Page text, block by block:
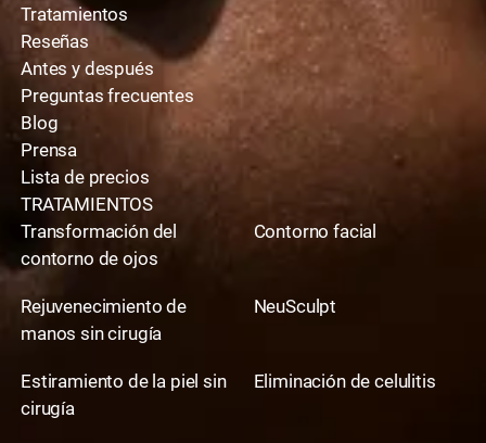
Tratamientos
Reseñas
Antes y después
Preguntas frecuentes
Blog
Prensa
Lista de precios
TRATAMIENTOS
Transformación del
contorno de ojos
Contorno facial
Rejuvenecimiento de
manos sin cirugía
NeuSculpt
Estiramiento de la piel sin
cirugía
Eliminación de celulitis